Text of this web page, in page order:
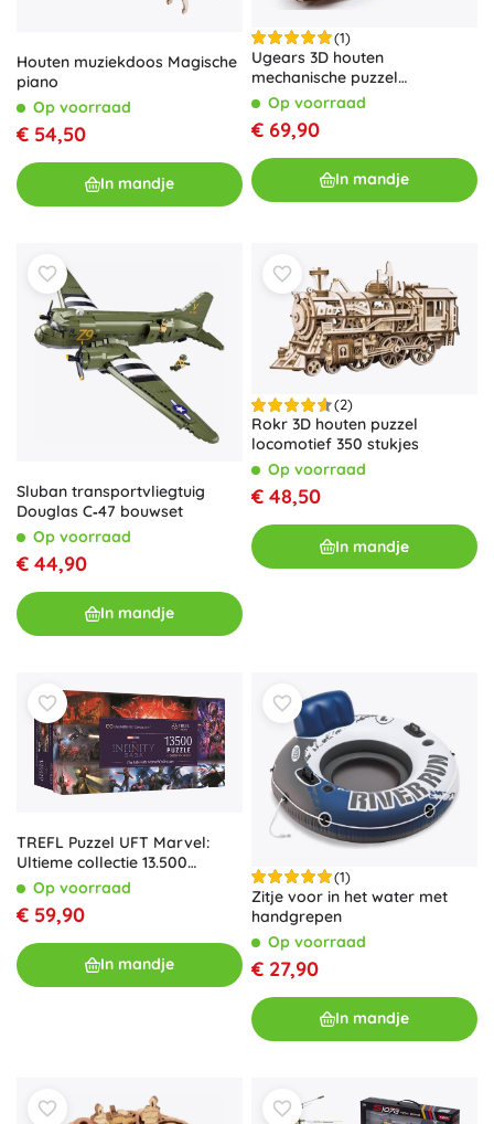
Houten muziekdoos Magische
piano
Op voorraad
€ 54,50
In mandje
(1)
Ugears 3D houten
mechanische puzzel
onderzoeksvaartuig
Op voorraad
€ 69,90
In mandje
Sluban transportvliegtuig
Douglas C‑47 bouwset
Op voorraad
€ 44,90
In mandje
(2)
Rokr 3D houten puzzel
locomotief 350 stukjes
Op voorraad
€ 48,50
In mandje
TREFL Puzzel UFT Marvel:
Ultieme collectie 13.500
stukjes
Op voorraad
€ 59,90
In mandje
(1)
Zitje voor in het water met
handgrepen
Op voorraad
€ 27,90
In mandje